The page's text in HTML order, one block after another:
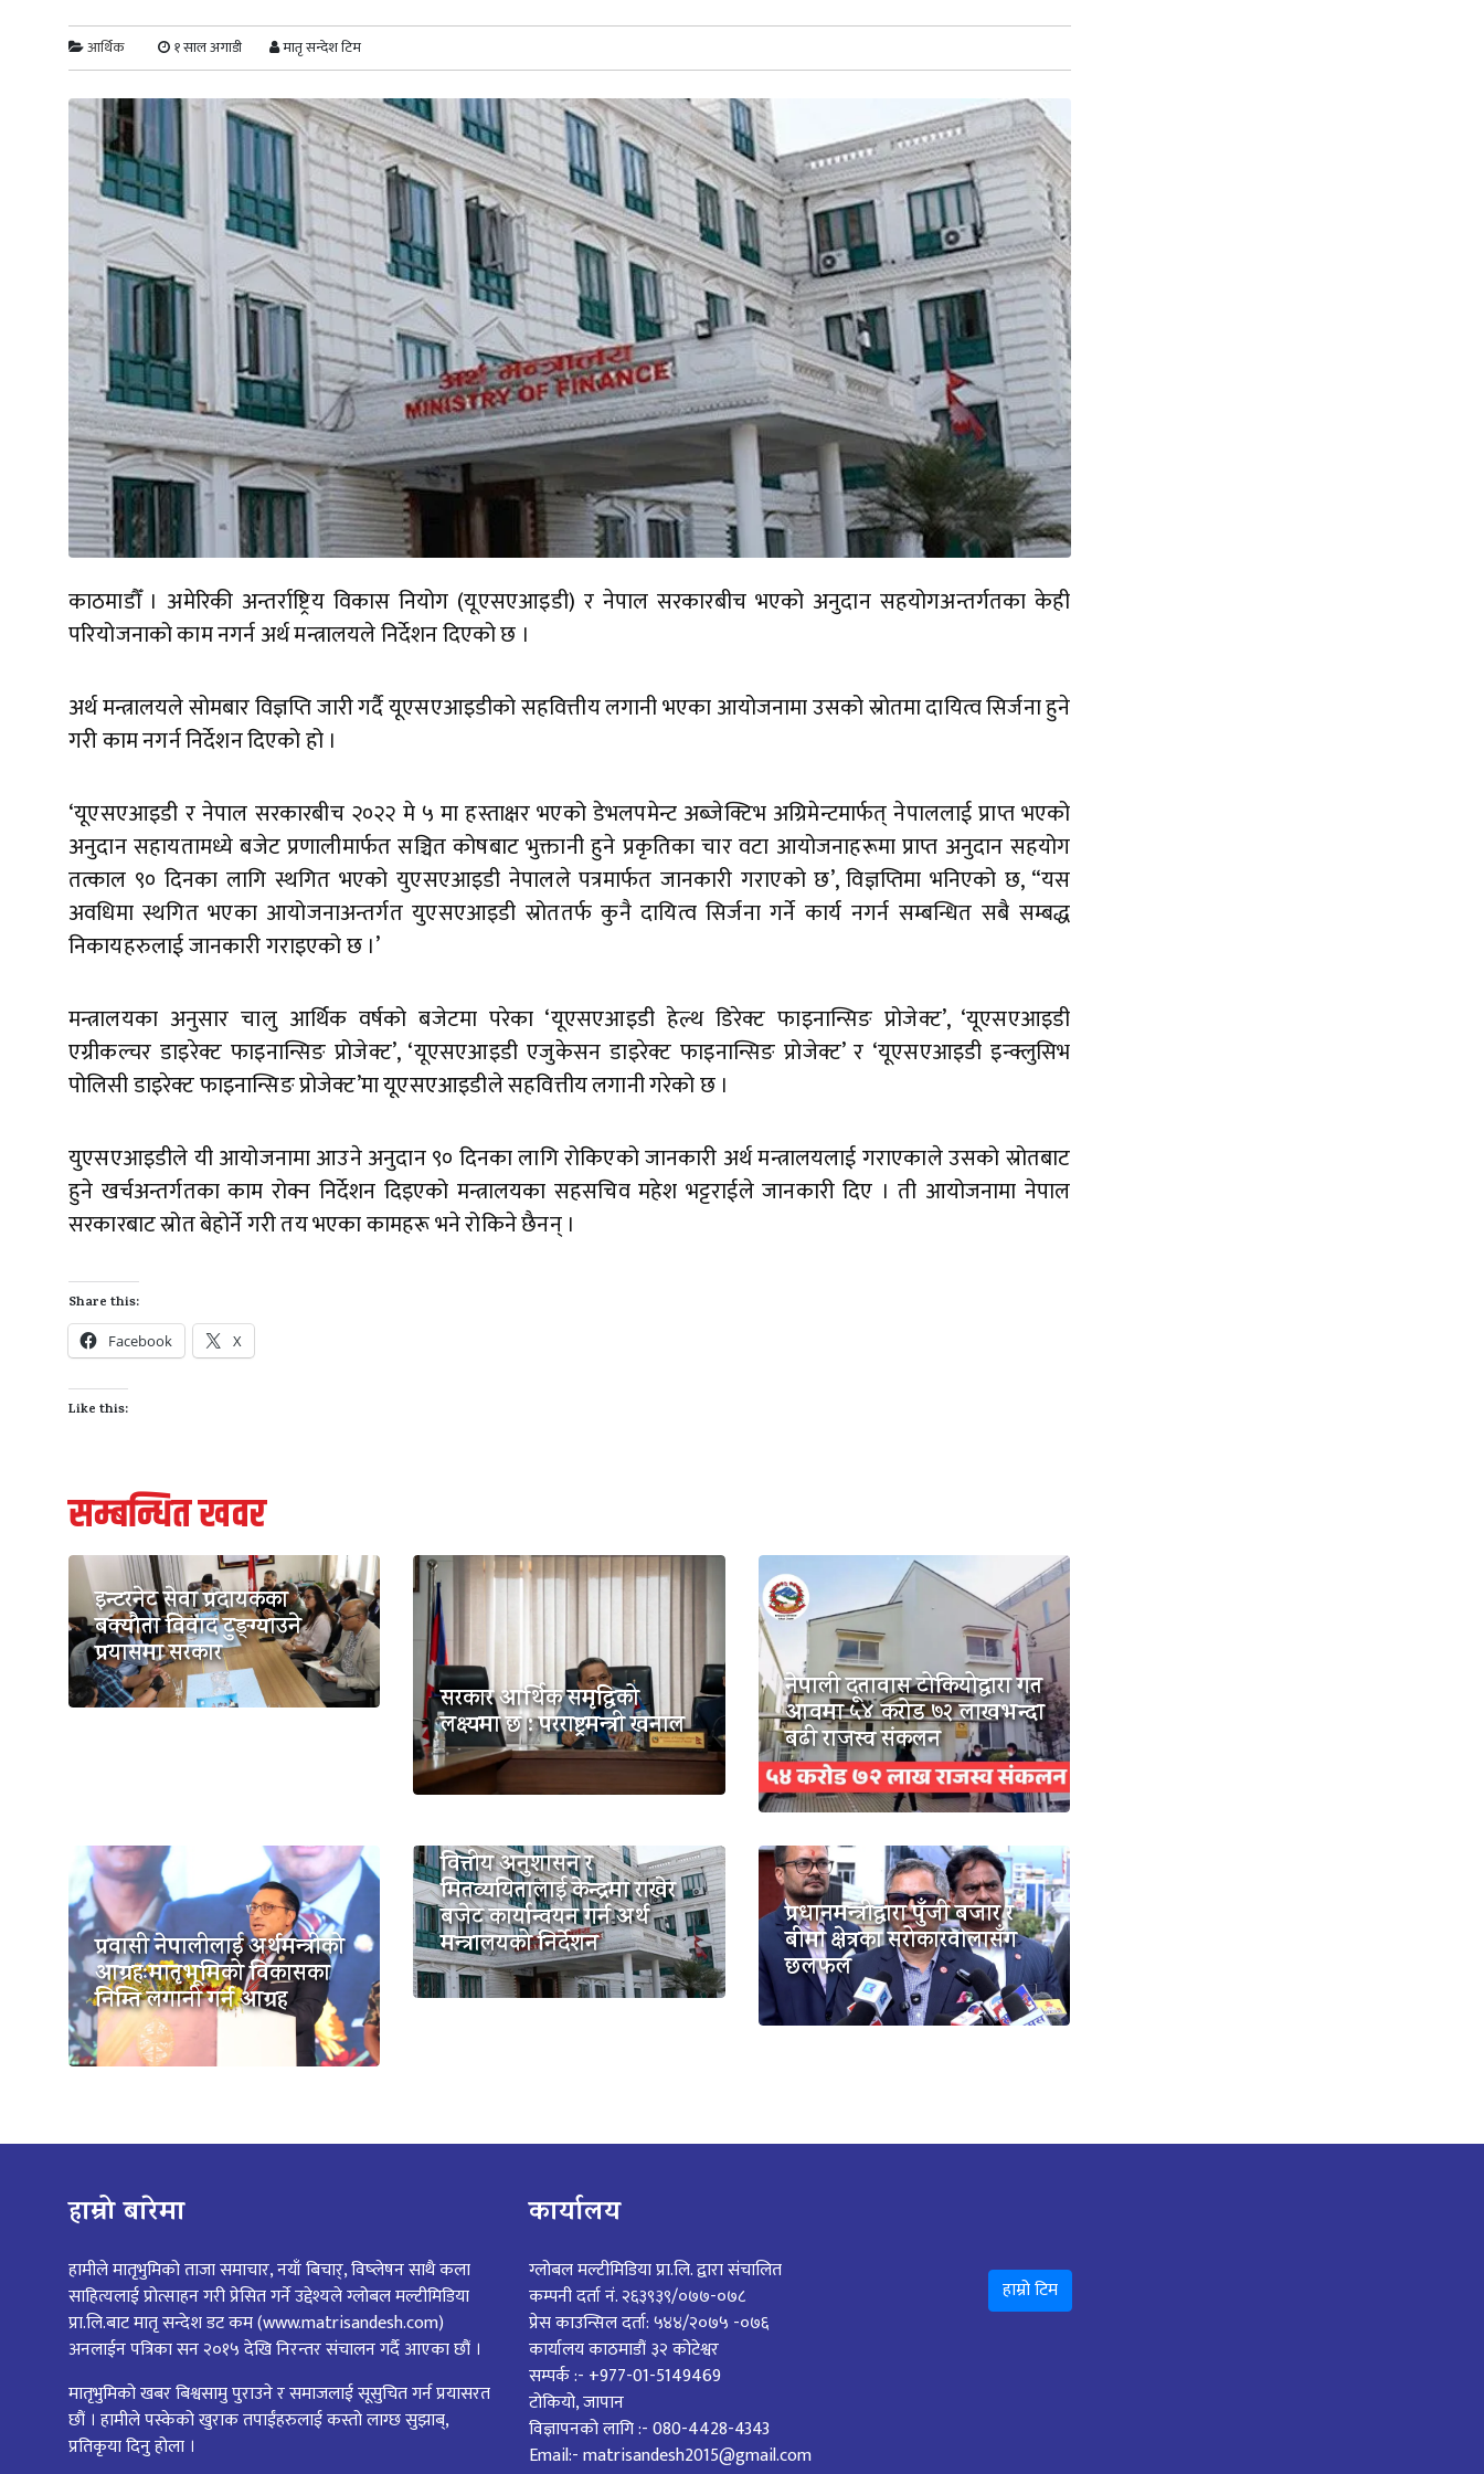
आर्थिक १ साल अगाडी मातृ सन्देश टिम
काठमाडौँ । अमेरिकी अन्तर्राष्ट्रिय विकास नियोग (यूएसएआइडी) र नेपाल सरकारबीच भएको अनुदान सहयोगअन्तर्गतका केही
परियोजनाको काम नगर्न अर्थ मन्त्रालयले निर्देशन दिएको छ ।
अर्थ मन्त्रालयले सोमबार विज्ञप्ति जारी गर्दै यूएसएआइडीको सहवित्तीय लगानी भएका आयोजनामा उसको स्रोतमा दायित्व सिर्जना हुने
गरी काम नगर्न निर्देशन दिएको हो ।
‘यूएसएआइडी र नेपाल सरकारबीच २०२२ मे ५ मा हस्ताक्षर भएको डेभलपमेन्ट अब्जेक्टिभ अग्रिमेन्टमार्फत् नेपाललाई प्राप्त भएको
अनुदान सहायतामध्ये बजेट प्रणालीमार्फत सञ्चित कोषबाट भुक्तानी हुने प्रकृतिका चार वटा आयोजनाहरूमा प्राप्त अनुदान सहयोग
तत्काल ९० दिनका लागि स्थगित भएको युएसएआइडी नेपालले पत्रमार्फत जानकारी गराएको छ’, विज्ञप्तिमा भनिएको छ, “यस
अवधिमा स्थगित भएका आयोजनाअन्तर्गत युएसएआइडी स्रोततर्फ कुनै दायित्व सिर्जना गर्ने कार्य नगर्न सम्बन्धित सबै सम्बद्ध
निकायहरुलाई जानकारी गराइएको छ ।’
मन्त्रालयका अनुसार चालु आर्थिक वर्षको बजेटमा परेका ‘यूएसएआइडी हेल्थ डिरेक्ट फाइनान्सिङ प्रोजेक्ट’, ‘यूएसएआइडी
एग्रीकल्चर डाइरेक्ट फाइनान्सिङ प्रोजेक्ट’, ‘यूएसएआइडी एजुकेसन डाइरेक्ट फाइनान्सिङ प्रोजेक्ट’ र ‘यूएसएआइडी इन्क्लुसिभ
पोलिसी डाइरेक्ट फाइनान्सिङ प्रोजेक्ट’मा यूएसएआइडीले सहवित्तीय लगानी गरेको छ ।
युएसएआइडीले यी आयोजनामा आउने अनुदान ९० दिनका लागि रोकिएको जानकारी अर्थ मन्त्रालयलाई गराएकाले उसको स्रोतबाट
हुने खर्चअन्तर्गतका काम रोक्न निर्देशन दिइएको मन्त्रालयका सहसचिव महेश भट्टराईले जानकारी दिए । ती आयोजनामा नेपाल
सरकारबाट स्रोत बेहोर्ने गरी तय भएका कामहरू भने रोकिने छैनन् ।
Share this:
Facebook X
Like this:
सम्बन्धित खवर
इन्टरनेट सेवा प्रदायकका
बक्यौता विवाद टुङ्ग्याउने
प्रयासमा सरकार
सरकार आर्थिक समृद्धिको
लक्ष्यमा छ : परराष्ट्रमन्त्री खनाल
नेपाली दूतावास टोकियोद्वारा गत
आवमा ५४ करोड ७२ लाखभन्दा
बढी राजस्व संकलन
प्रवासी नेपालीलाई अर्थमन्त्रीको
आग्रहःमातृभूमिको विकासका
निम्ति लगानी गर्न आग्रह
वित्तीय अनुशासन र
मितव्ययितालाई केन्द्रमा राखेर
बजेट कार्यान्वयन गर्न अर्थ
मन्त्रालयको निर्देशन
प्रधानमन्त्रीद्वारा पुँजी बजार र
बीमा क्षेत्रका सरोकारवालासँग
छलफल
हाम्रो बारेमा
हामीले मातृभुमिको ताजा समाचार, नयाँ बिचार्, विष्लेषन साथै कला
साहित्यलाई प्रोत्साहन गरी प्रेसित गर्ने उद्देश्यले ग्लोबल मल्टीमिडिया
प्रा.लि.बाट मातृ सन्देश डट कम (www.matrisandesh.com)
अनलाईन पत्रिका सन २०१५ देखि निरन्तर संचालन गर्दै आएका छौं ।
मातृभुमिको खबर बिश्वसामु पुराउने र समाजलाई सूसुचित गर्न प्रयासरत
छौं । हामीले पस्केको खुराक तपाईंहरुलाई कस्तो लाग्छ सुझाब्,
प्रतिकृया दिनु होला ।
कार्यालय
ग्लोबल मल्टीमिडिया प्रा.लि. द्वारा संचालित
कम्पनी दर्ता नं. २६३९३९/०७७-०७८
प्रेस काउन्सिल दर्ता: ५४४/२०७५ -०७६
कार्यालय काठमाडौं ३२ कोटेश्वर
सम्पर्क :- +977-01-5149469
टोकियो, जापान
विज्ञापनको लागि :- 080-4428-4343
Email:- matrisandesh2015@gmail.com
हाम्रो टिम